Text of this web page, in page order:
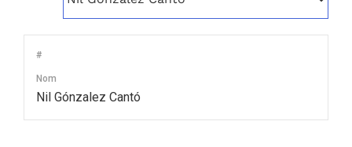
#
Nom
Nil Gónzalez Cantó